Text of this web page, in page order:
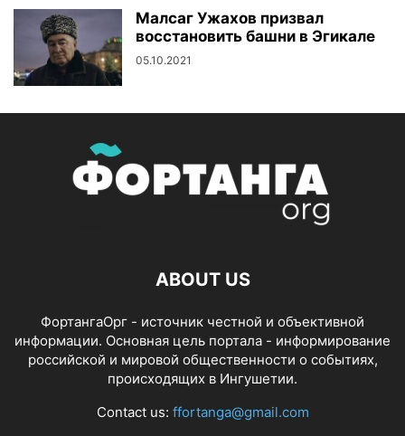
Малсаг Ужахов призвал
восстановить башни в Эгикале
05.10.2021
ABOUT US
ФортангаОрг - источник честной и объективной
информации. Основная цель портала - информирование
российской и мировой общественности о событиях,
происходящих в Ингушетии.
Contact us: ffortanga@gmail.com